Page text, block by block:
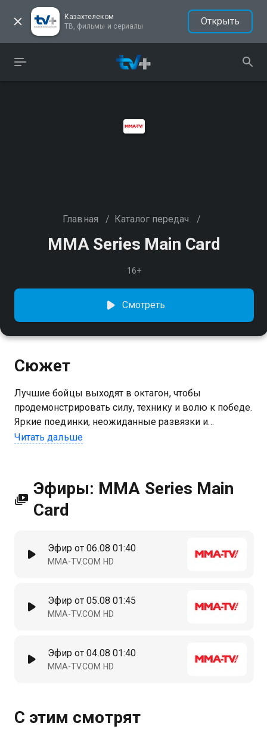
Казахтелеком
ТВ, фильмы и сериалы
Открыть
Главная / Каталог передач /
MMA Series Main Card
16+
Смотреть
Сюжет
Лучшие бойцы выходят в октагон, чтобы
продемонстрировать силу, технику и волю к победе.
Яркие поединки, неожиданные развязки и
настоящие эмоции - всё это в главной части вечера
Читать дальше
Эфиры: MMA Series Main
Card
Эфир от 06.08 01:40
MMA-TV.COM HD
Эфир от 05.08 01:45
MMA-TV.COM HD
Эфир от 04.08 01:40
MMA-TV.COM HD
С этим смотрят